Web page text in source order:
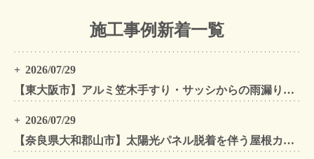
施工事例新着一覧
2026/07/29
【東大阪市】アルミ笠木手すり・サッシからの雨漏りを解消｜外壁金属サイディングカバー工法
2026/07/29
【奈良県大和郡山市】太陽光パネル脱着を伴う屋根カバー工法・外壁カバー工法・外壁塗装工事｜スーパーガルテクト施工事例